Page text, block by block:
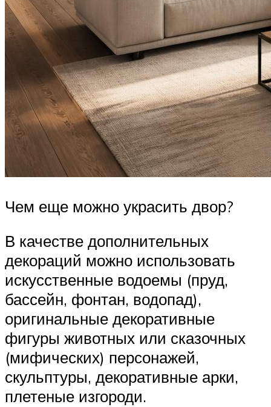
Чем еще можно украсить двор?
В качестве дополнительных
декораций можно использовать
искусственные водоемы (пруд,
бассейн, фонтан, водопад),
оригинальные декоративные
фигуры животных или сказочных
(мифических) персонажей,
скульптуры, декоративные арки,
плетеные изгороди.